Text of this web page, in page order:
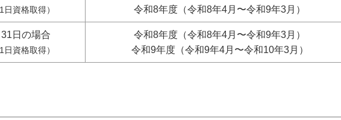
資格取得）
令和8年度（令和8年4月〜令和9年3月）
日の場合
日資格取得）
令和8年度（令和8年4月〜令和9年3月）
令和9年度（令和9年4月〜令和10年3月）